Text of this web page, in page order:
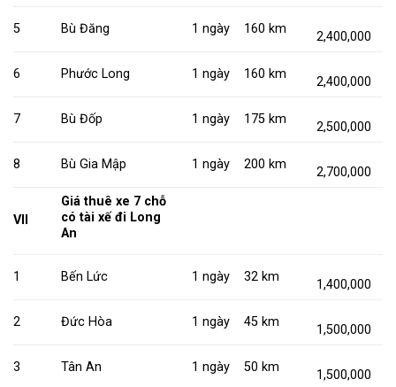
5 Bù Đăng 1 ngày 160 km
2,400,000
6 Phước Long 1 ngày 160 km
2,400,000
7 Bù Đốp 1 ngày 175 km
2,500,000
8 Bù Gia Mập 1 ngày 200 km
2,700,000
VII
Giá thuê xe 7 chỗ
có tài xế đi Long
An
1 Bến Lức 1 ngày 32 km
1,400,000
2 Đức Hòa 1 ngày 45 km
1,500,000
3 Tân An 1 ngày 50 km
1,500,000